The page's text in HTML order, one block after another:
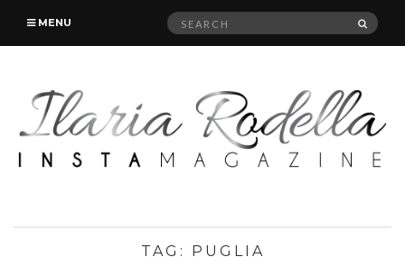
MENU
Search
TAG: PUGLIA